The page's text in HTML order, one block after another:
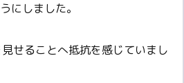
にしました。
せることへ抵抗を感じていまし